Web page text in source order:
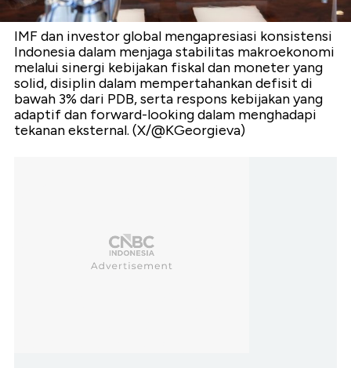
IMF dan investor global mengapresiasi konsistensi
Indonesia dalam menjaga stabilitas makroekonomi
melalui sinergi kebijakan fiskal dan moneter yang
solid, disiplin dalam mempertahankan defisit di
bawah 3% dari PDB, serta respons kebijakan yang
adaptif dan forward-looking dalam menghadapi
tekanan eksternal. (X/@KGeorgieva)